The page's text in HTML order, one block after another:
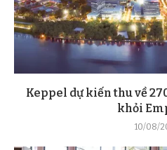
Keppel dự kiến thu về
khỏi
10/08/